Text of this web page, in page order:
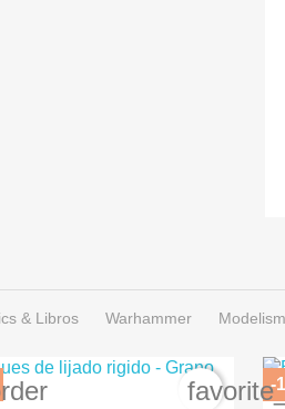
& Libros Warhammer
-